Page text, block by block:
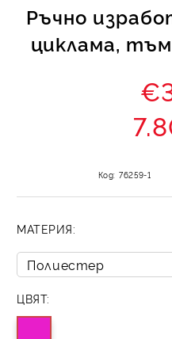
Ръчно
циклама,
Код: 76259-1
МАТЕРИЯ:
ЦВЯТ: